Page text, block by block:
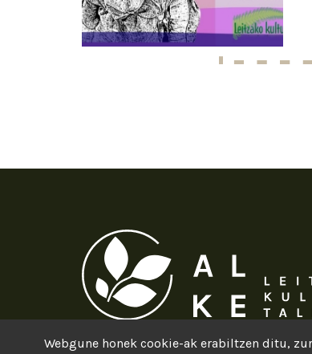
Webgune honek cookie-ak erabiltzen ditu,